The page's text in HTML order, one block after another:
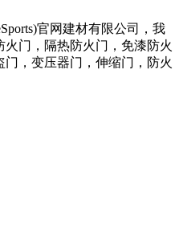
官网建材有限公司，我
门，隔热防火门，免漆防火
，变压器门，伸缩门，防火